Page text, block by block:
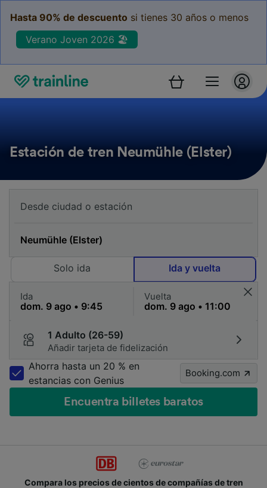
Hasta 90% de descuento si tienes 30 años o menos
Verano Joven 2026 🏖️
Estación de tren Neumühle (Elster)
Solo ida Ida y vuelta
Ida Vuelta
1 Adulto (26-59)
Añadir tarjeta de fidelización
Ahorra hasta un 20 % en
estancias con Genius
Booking.com
Encuentra billetes baratos
Compara los precios de cientos de compañías de tren